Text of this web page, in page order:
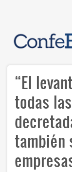
content
“El
todas
también